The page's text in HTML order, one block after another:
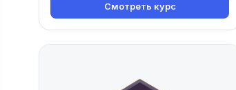
Смотреть курс